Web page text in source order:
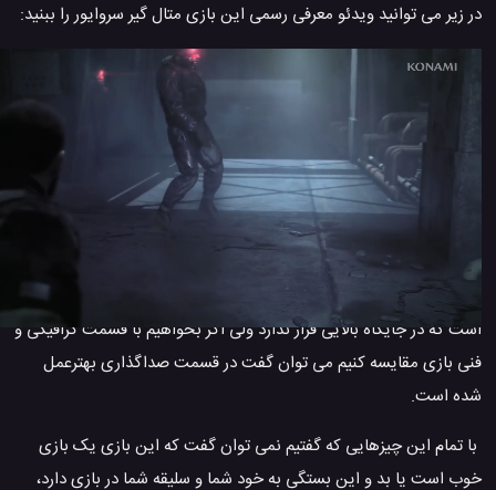
در زیر می توانید ویدئو معرفی رسمی این بازی متال گیر سروایور را ببنید:
بازی از نظر گرافیک و قسمت هنری از نقاط ضعف بسیاری برخوردار است
و قطعاً برای شما دلچسب و جذاب نخواهد بود.
به عنوان مثال نا معلوم بودن چهره کاراکتر شما و زامبی هاست که باعث
می شود مخاطب از ادامه بازی کردن منصرف شود.
بخش صداگذاری بازی می توان گفت تا حدودی قابل قبول است درست
است که در جایگاه بالایی قرار ندارد ولی اگر بخواهیم با قسمت گرافیکی و
فنی بازی مقایسه کنیم می توان گفت در قسمت صداگذاری بهترعمل
شده است.
با تمام این چیزهایی که گفتیم نمی توان گفت که این بازی یک بازی
خوب است یا بد و این بستگی به خود شما و سلیقه شما در بازی دارد،